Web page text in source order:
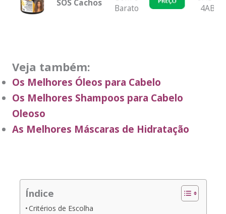
SOS Cachos
Barato
4ABC
Veja também:
Os Melhores Óleos para Cabelo
Os Melhores Shampoos para Cabelo
Oleoso
As Melhores Máscaras de Hidratação
Índice
Critérios de Escolha